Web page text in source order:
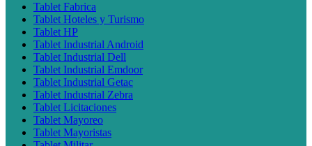
Tablet Fabrica
Tablet Hoteles y Turismo
Tablet HP
Tablet Industrial Android
Tablet Industrial Dell
Tablet Industrial Emdoor
Tablet Industrial Getac
Tablet Industrial Zebra
Tablet Licitaciones
Tablet Mayoreo
Tablet Mayoristas